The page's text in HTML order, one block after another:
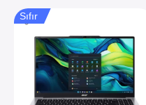
Sıfır